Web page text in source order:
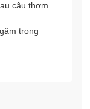
câu thơm
trong